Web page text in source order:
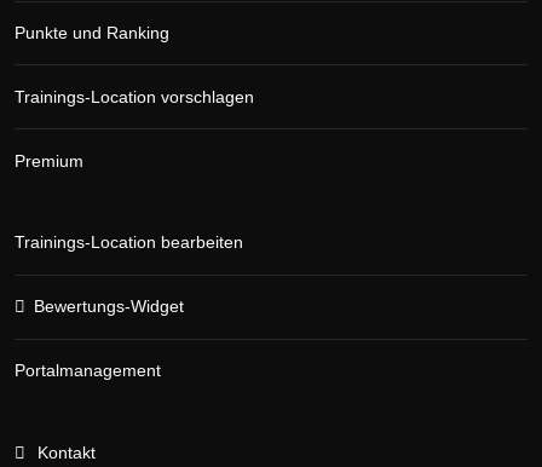
Punkte und Ranking
Trainings-Location vorschlagen
Premium
Trainings-Location bearbeiten
Bewertungs-Widget
Portalmanagement
Kontakt